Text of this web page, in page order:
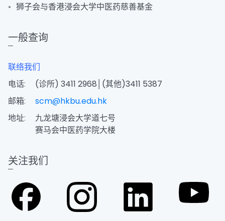
狮子会与香港浸会大学中医药慈善基金
一般查询
联络我们
电话:
(诊所) 3411 2968│(其他)3411 5387
邮箱:
scm@hkbu.edu.hk
地址:
九龙塘浸会大学道七号
赛马会中医药学院大楼
关注我们